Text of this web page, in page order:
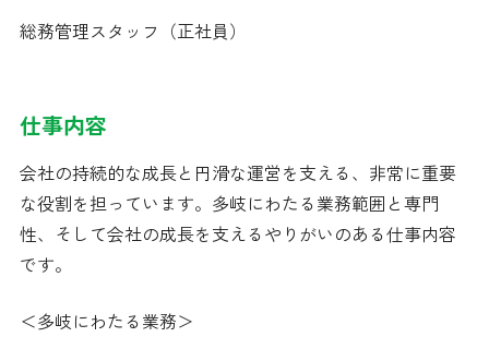
総務管理スタッフ（正社員）
仕事内容
会社の持続的な成長と円滑な運営を支える、非常に重要
な役割を担っています。多岐にわたる業務範囲と専門
性、そして会社の成長を支えるやりがいのある仕事内容
です。
＜多岐にわたる業務＞